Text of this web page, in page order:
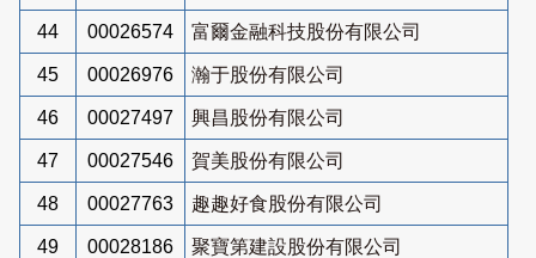
44 00026574 富爾金融科技股份有限公司
45 00026976 瀚于股份有限公司
46 00027497 興昌股份有限公司
47 00027546 賀美股份有限公司
48 00027763 趣趣好食股份有限公司
49 00028186 聚寶第建設股份有限公司